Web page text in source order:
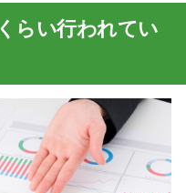
らい行われてい